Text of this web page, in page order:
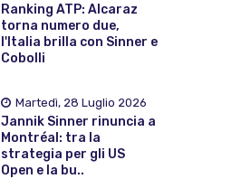
Ranking ATP: Alcaraz
torna numero due,
l'Italia brilla con Sinner e
Cobolli
Martedì, 28 Luglio 2026
Jannik Sinner rinuncia a
Montréal: tra la
strategia per gli US
Open e la bu..